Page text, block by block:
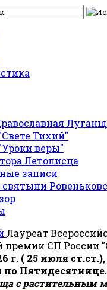
Тихий"
веры"
Летописца
записи
Лауреат
премии СП России
г. ( 25 июля
по
с растительным